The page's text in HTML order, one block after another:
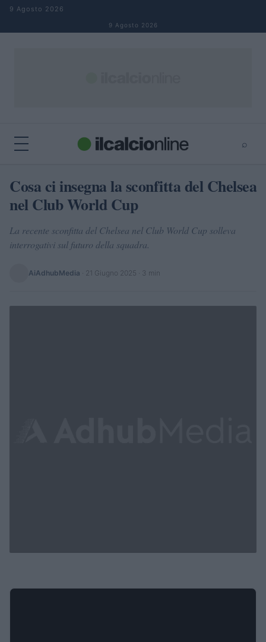
Salta al contenuto
9 Agosto 2026
9 Agosto 2026
⌕
Cerca ⌕ ×
Cosa ci insegna la sconfitta del Chelsea
nel Club World Cup
La recente sconfitta del Chelsea nel Club World Cup solleva
interrogativi sul futuro della squadra.
AiAdhubMedia 21 Giugno 2025 · 3 min